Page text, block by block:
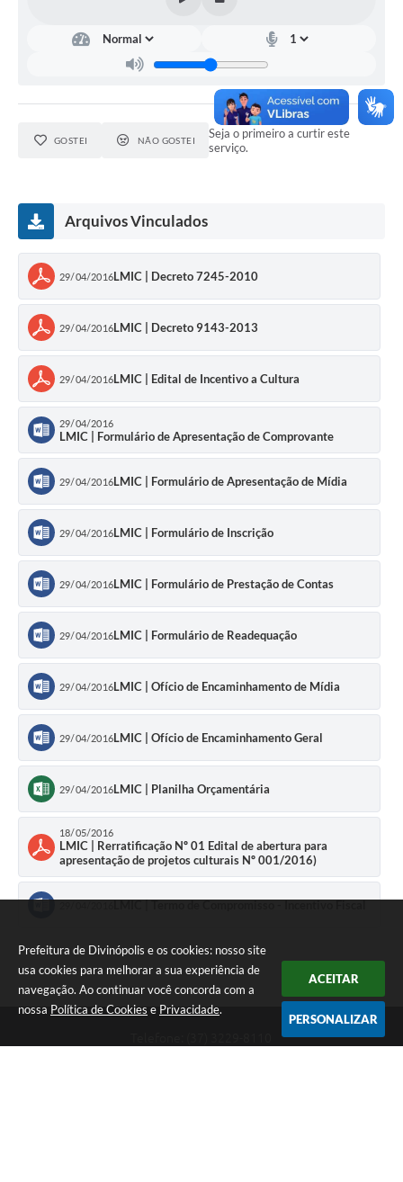
Prefeitura de Divinópolis e os cookies: nosso site
usa cookies para melhorar a sua experiência de
navegação. Ao continuar você concorda com a
nossa Política de Cookies e Privacidade.
ACEITAR
PERSONALIZAR
GOSTEI NÃO GOSTEI
Seja o primeiro a curtir este
serviço.
Arquivos Vinculados
29/04/2016LMIC | Decreto 7245-2010
29/04/2016LMIC | Decreto 9143-2013
29/04/2016LMIC | Edital de Incentivo a Cultura
29/04/2016
LMIC | Formulário de Apresentação de Comprovante
29/04/2016LMIC | Formulário de Apresentação de Mídia
29/04/2016LMIC | Formulário de Inscrição
29/04/2016LMIC | Formulário de Prestação de Contas
29/04/2016LMIC | Formulário de Readequação
29/04/2016LMIC | Ofício de Encaminhamento de Mídia
29/04/2016LMIC | Ofício de Encaminhamento Geral
29/04/2016LMIC | Planilha Orçamentária
18/05/2016
LMIC | Rerratificação Nº 01 Edital de abertura para
apresentação de projetos culturais Nº 001/2016)